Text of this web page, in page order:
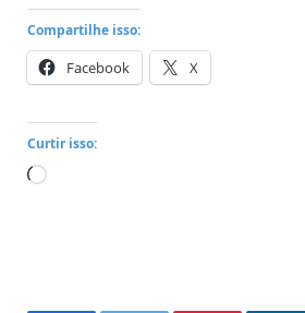
Compartilhe isso:
Facebook X
Curtir isso:
Carregando...